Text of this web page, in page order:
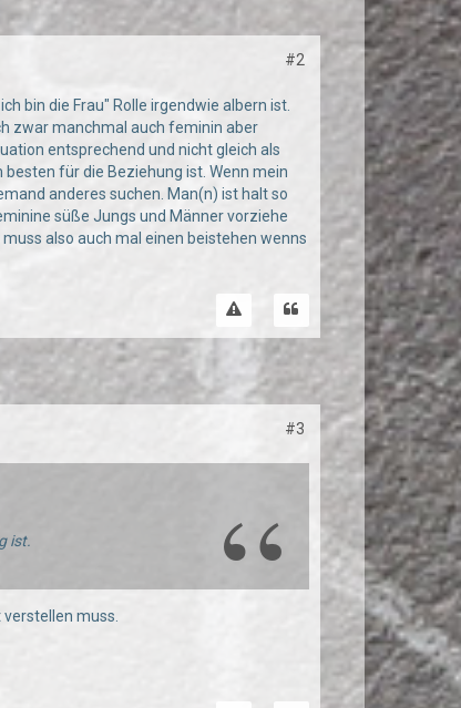
#2
bin die Frau" Rolle irgendwie albern ist.
zwar manchmal auch feminin aber
entsprechend und nicht gleich als
für die Beziehung ist. Wenn mein
anderes suchen. Man(n) ist halt so
süße Jungs und Männer vorziehe
also auch mal einen beistehen wenns
#3
ist.
muss.